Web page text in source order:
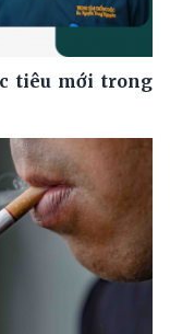
tiêu mới trong